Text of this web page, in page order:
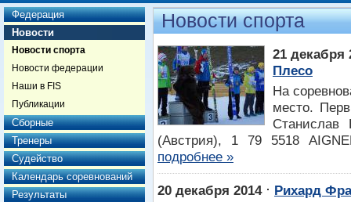
Федерация
Новости
Новости спорта
Новости федерации
Наши в FIS
Публикации
Сборные
Тренеры
Судейство
Календарь соревнований
Результаты
Новости спорта
21 декабря
Плесо
На
место.
Станислав
(Австрия), 1 79 5518
подробнее »
20 декабря 2014⋅ Рихард